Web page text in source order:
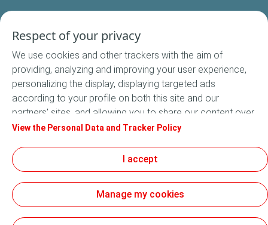
Nous contacter
Suivez-nous
Conditions Générales de Vente
Mentions légales
Données Personnelles
Cookies
Respect of your privacy
We use cookies and other trackers with the aim of
providing, analyzing and improving your user experience,
personalizing the display, displaying targeted ads
according to your profile on both this site and our
partners' sites, and allowing you to share our content over
social media. In accordance with French legislation,
default. You can change your cookie settings at any time
by clicking on the "Manage my cookies" button. By clicking
on the "Accept" button, you agree that we may store all
cookies on your device. If you click on "Decline", only the
View the Personal Data and Tracker Policy
I accept
Manage my cookies